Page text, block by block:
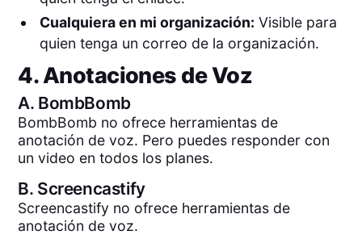
Cualquiera en mi organización: Visible para
quien tenga un correo de la organización.
4. Anotaciones de Voz
A. BombBomb
BombBomb no ofrece herramientas de
anotación de voz. Pero puedes responder con
un video en todos los planes.
B. Screencastify
Screencastify no ofrece herramientas de
anotación de voz.